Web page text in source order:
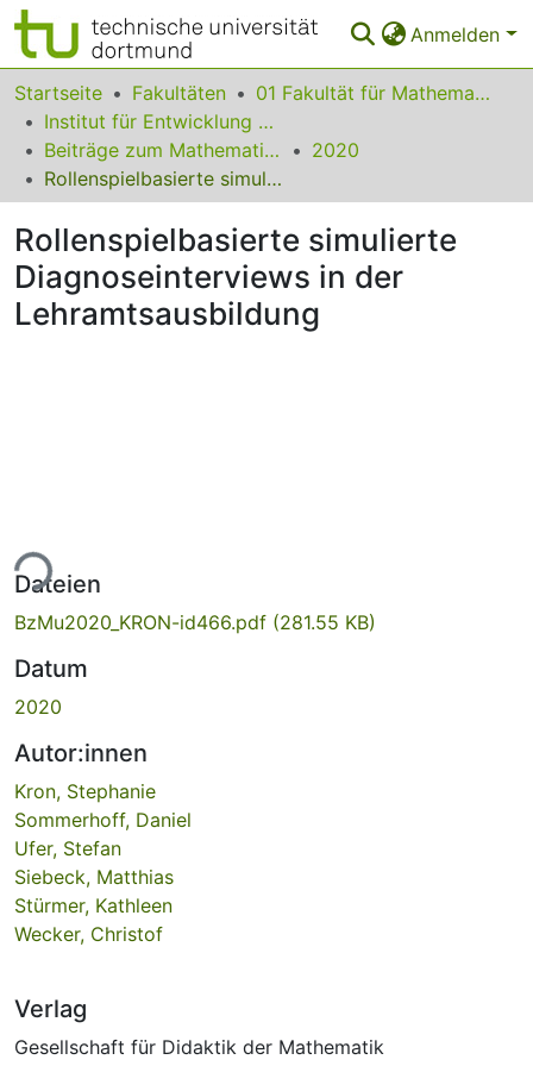
Anmelden
Bereiche & Sammlungen
Das gesamte Repositorium
Statistiken
FAQ
Leitlinien
Zurück zur Startseite
Startseite Fakultäten
01 Fakultät für Mathematik
Institut für Entwicklung und Erforschung des Mathematikunterrichts
Beiträge zum Mathematikunterricht
2020
Rollenspielbasierte simulierte Diagnoseinterviews in der Lehramtsausbildung
Rollenspielbasierte simulierte
Diagnoseinterviews in der
Lehramtsausbildung
Dateien
BzMu2020_KRON-id466.pdf (281.55 KB)
Datum
2020
Autor:innen
Kron, Stephanie
Sommerhoff, Daniel
Ufer, Stefan
Siebeck, Matthias
Stürmer, Kathleen
Wecker, Christof
Verlag
Gesellschaft für Didaktik der Mathematik